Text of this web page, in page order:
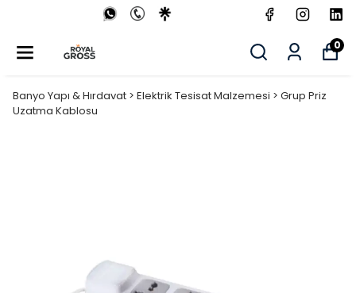
0
Banyo Yapı & Hırdavat > Elektrik Tesisat Malzemesi > Grup Priz
Uzatma Kablosu